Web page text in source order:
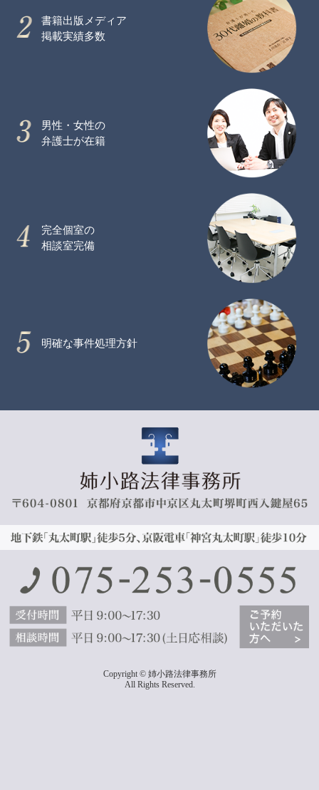
書籍出版メディア
掲載実績多数
男性・女性の
弁護士が在籍
完全個室の
相談室完備
明確な事件処理方針
Copyright © 姉小路法律事務所
All Rights Reserved.